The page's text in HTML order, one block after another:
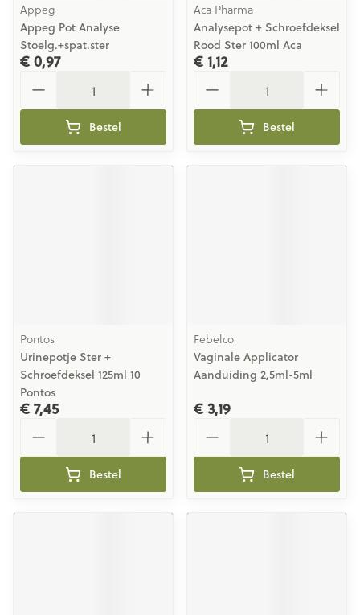
Appeg
Appeg Pot Analyse
Stoelg.+spat.ster
€ 0,97
Bestel
Aca Pharma
Analysepot + Schroefdeksel
Rood Ster 100ml Aca
€ 1,12
Bestel
Pontos
Urinepotje Ster +
Schroefdeksel 125ml 10
Pontos
€ 7,45
Bestel
Febelco
Vaginale Applicator
Aanduiding 2,5ml-5ml
€ 3,19
Bestel